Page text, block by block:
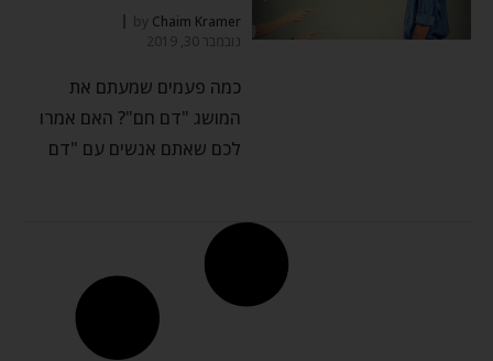
by Chaim Kramer
נובמבר 30, 2019
כמה פעמים שמעתם את
המושג "דם חם"? האם אמרו
לכם שאתם אנשים עם "דם